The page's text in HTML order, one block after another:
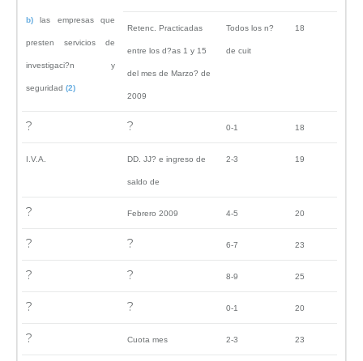
b) las empresas que
presten servicios de
investigaci?n y
seguridad (2)
Retenc. Practicadas
entre los d?as 1 y 15
del mes de Marzo? de
2009
Todos los n?
de cuit
18
? ? 0-1 18
I.V.A. DD. JJ? e ingreso de
saldo de
2-3 19
? Febrero 2009 4-5 20
? ? 6-7 23
? ? 8-9 25
? ? 0-1 20
? Cuota mes 2-3 23